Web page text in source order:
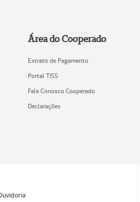
Área do Cooperado
Extrato de Pagamento
Portal TISS
Fale Conosco Cooperado
Declarações